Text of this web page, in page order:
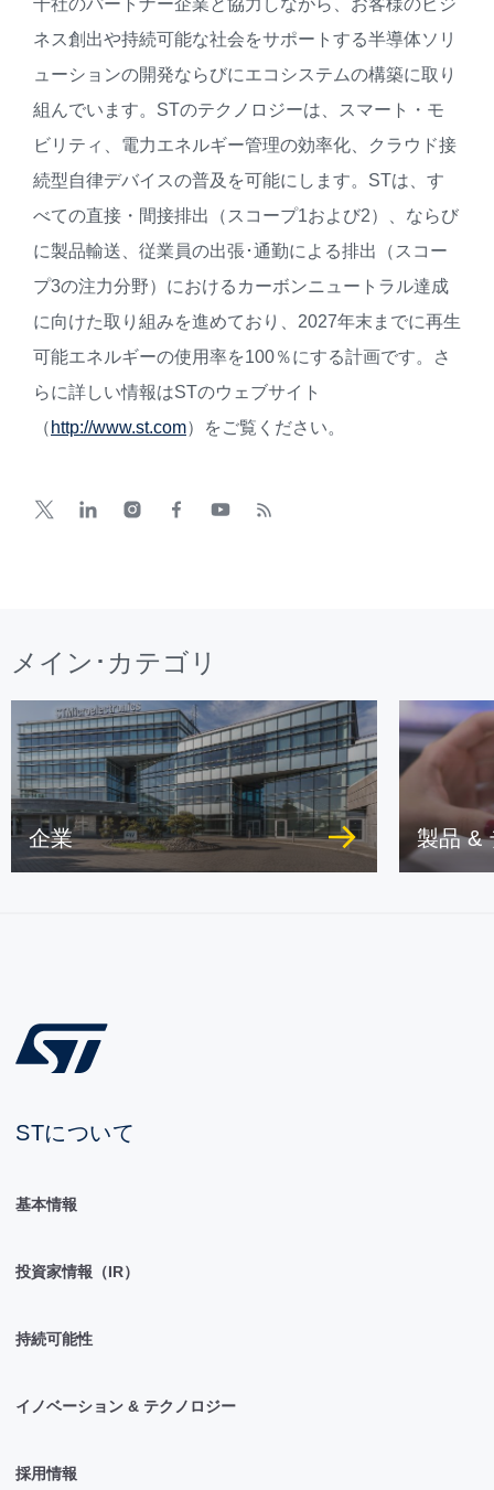
千社のパートナー企業と協力しながら、お客様のビジ
ネス創出や持続可能な社会をサポートする半導体ソリ
ューションの開発ならびにエコシステムの構築に取り
組んでいます。STのテクノロジーは、スマート・モ
ビリティ、電力エネルギー管理の効率化、クラウド接
続型自律デバイスの普及を可能にします。STは、す
べての直接・間接排出（スコープ1および2）、ならび
に製品輸送、従業員の出張･通勤による排出（スコー
プ3の注力分野）におけるカーボンニュートラル達成
に向けた取り組みを進めており、2027年末までに再生
可能エネルギーの使用率を100％にする計画です。さ
らに詳しい情報はSTのウェブサイト
（ http://www.st.com）をご覧ください。
メイン･カテゴリ
企業 製品 &
STについて
基本情報
投資家情報（IR）
持続可能性
イノベーション & テクノロジー
採用情報